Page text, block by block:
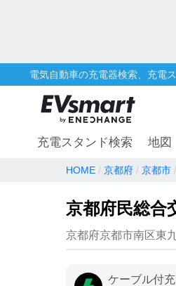
電気自動車の充電器検索、充電
充電スタンド検索 地図
HOME 京都府 京都市
京都府民総合
京都府京都市南区東
ケーブル付